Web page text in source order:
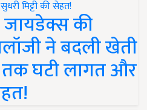
जायडेक्स की
ने बदली खेती
तक घटी लागत और